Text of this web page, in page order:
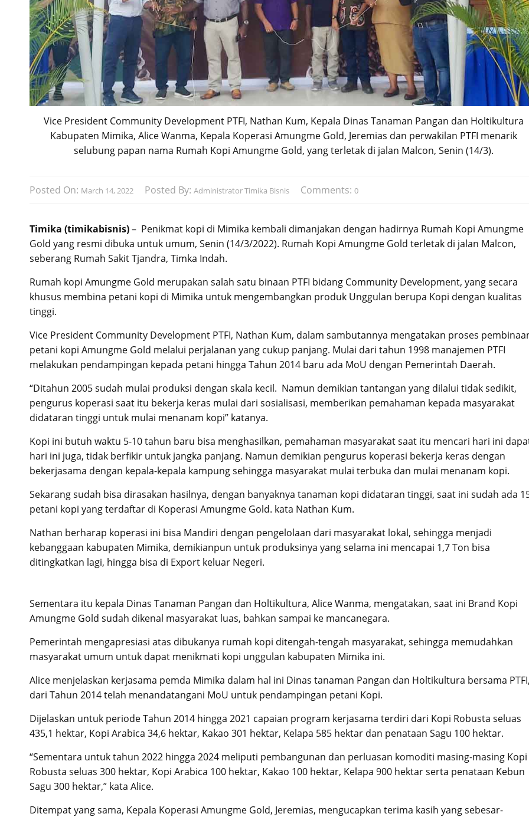
Vice President Community Development PTFI, Nathan Kum, Kepala Dinas Tanaman Pangan dan Holtikultura
Kabupaten Mimika, Alice Wanma, Kepala Koperasi Amungme Gold, Jeremias dan perwakilan PTFI menarik
selubung papan nama Rumah Kopi Amungme Gold, yang terletak di jalan Malcon, Senin (14/3).
Posted On: March 14, 2022 Posted By: Administrator Timika Bisnis Comments: 0
Timika (timikabisnis)– Penikmat kopi di Mimika kembali dimanjakan dengan hadirnya Rumah Kopi Amungme
Gold yang resmi dibuka untuk umum, Senin (14/3/2022). Rumah Kopi Amungme Gold terletak di jalan Malcon,
seberang Rumah Sakit Tjandra, Timka Indah.
Rumah kopi Amungme Gold merupakan salah satu binaan PTFI bidang Community Development, yang secara
khusus membina petani kopi di Mimika untuk mengembangkan produk Unggulan berupa Kopi dengan kualitas
tinggi.
Vice President Community Development PTFI, Nathan Kum, dalam sambutannya mengatakan proses
petani kopi Amungme Gold melalui perjalanan yang cukup panjang. Mulai dari tahun 1998 manajemen PTFI
melakukan pendampingan kepada petani hingga Tahun 2014 baru ada MoU dengan Pemerintah Daerah.
“Ditahun 2005 sudah mulai produksi dengan skala kecil. Namun demikian tantangan yang dilalui tidak sedikit,
pengurus koperasi saat itu bekerja keras mulai dari sosialisasi, memberikan pemahaman kepada masyarakat
didataran tinggi untuk mulai menanam kopi” katanya.
Kopi ini butuh waktu 5-10 tahun baru bisa menghasilkan, pemahaman masyarakat saat itu mencari hari ini
hari ini juga, tidak berfikir untuk jangka panjang. Namun demikian pengurus koperasi bekerja keras dengan
bekerjasama dengan kepala-kepala kampung sehingga masyarakat mulai terbuka dan mulai menanam kopi.
Sekarang sudah bisa dirasakan hasilnya, dengan banyaknya tanaman kopi didataran tinggi, saat ini sudah ada
petani kopi yang terdaftar di Koperasi Amungme Gold. kata Nathan Kum.
Nathan berharap koperasi ini bisa Mandiri dengan pengelolaan dari masyarakat lokal, sehingga menjadi
kebanggaan kabupaten Mimika, demikianpun untuk produksinya yang selama ini mencapai 1,7 Ton bisa
ditingkatkan lagi, hingga bisa di Export keluar Negeri.
Sementara itu kepala Dinas Tanaman Pangan dan Holtikultura, Alice Wanma, mengatakan, saat ini Brand Kopi
Amungme Gold sudah dikenal masyarakat luas, bahkan sampai ke mancanegara.
Pemerintah mengapresiasi atas dibukanya rumah kopi ditengah-tengah masyarakat, sehingga memudahkan
masyarakat umum untuk dapat menikmati kopi unggulan kabupaten Mimika ini.
Alice menjelaskan kerjasama pemda Mimika dalam hal ini Dinas tanaman Pangan dan Holtikultura bersama
dari Tahun 2014 telah menandatangani MoU untuk pendampingan petani Kopi.
Dijelaskan untuk periode Tahun 2014 hingga 2021 capaian program kerjasama terdiri dari Kopi Robusta seluas
435,1 hektar, Kopi Arabica 34,6 hektar, Kakao 301 hektar, Kelapa 585 hektar dan penataan Sagu 100 hektar.
“Sementara untuk tahun 2022 hingga 2024 meliputi pembangunan dan perluasan komoditi masing-masing Kopi
Robusta seluas 300 hektar, Kopi Arabica 100 hektar, Kakao 100 hektar, Kelapa 900 hektar serta penataan Kebun
Sagu 300 hektar,” kata Alice.
Ditempat yang sama, Kepala Koperasi Amungme Gold, Jeremias, mengucapkan terima kasih yang sebesar-